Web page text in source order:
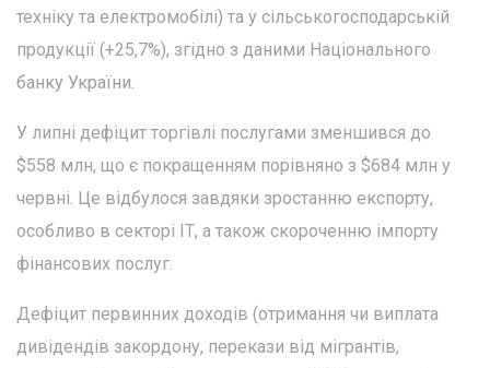
техніку та електромобілі) та у сільськогосподарській
продукції (+25,7%), згідно з даними Національного
банку України.
У липні дефіцит торгівлі послугами зменшився до
$558 млн, що є покращенням порівняно з $684 млн у
червні. Це відбулося завдяки зростанню експорту,
особливо в секторі ІТ, а також скороченню імпорту
фінансових послуг.
Дефіцит первинних доходів (отримання чи виплата
дивідендів закордону, перекази від мігрантів,